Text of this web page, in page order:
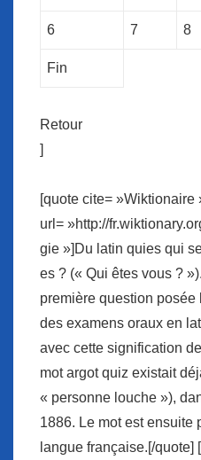
6 7 8
Fin
Retour
]
[quote cite= »Wiktionaire
url= »http://
gie »]Du latin quies qui
es ? (« Qui êtes vous ?
première question posée
des examens oraux en
avec cette signification
mot argot quiz existait
« personne louche »),
1886. Le mot est ensuite
langue française.[/quote]